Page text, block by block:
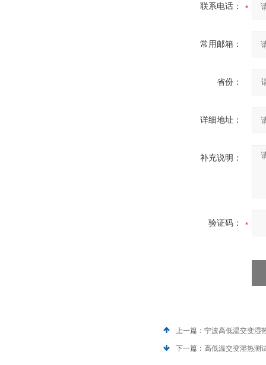
联系电话：
常用邮箱：
省份：
详细地址：
补充说明：
验证码：
上一篇： 宁波高低温交变湿
下一篇： 高低温交变湿热测